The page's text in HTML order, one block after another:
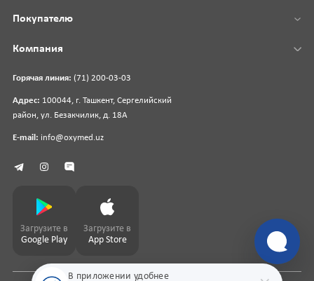
В приложении удобнее
Горячая линия: (71) 200-03-03
Адрес: 100044, г. Ташкент, Сергелийский
район, ул. Безакчилик, д. 18А
E-mail: info@oxymed.uz
Покупателю
Компания
Загрузите в
Google Play
Загрузите в
App Store